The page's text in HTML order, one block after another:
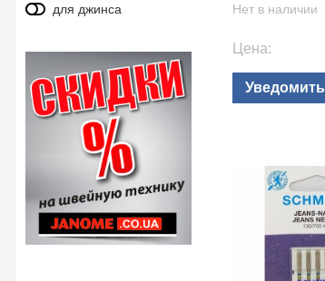
для джинса
Нет в наличии
Цена:
Уведомить